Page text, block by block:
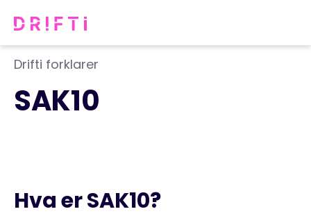
Drifti forklarer
SAK10
Hva er SAK10?